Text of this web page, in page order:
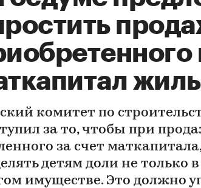
комитет по
за то, чтобы при
за счет
детям доли не только
имуществе. Это должно